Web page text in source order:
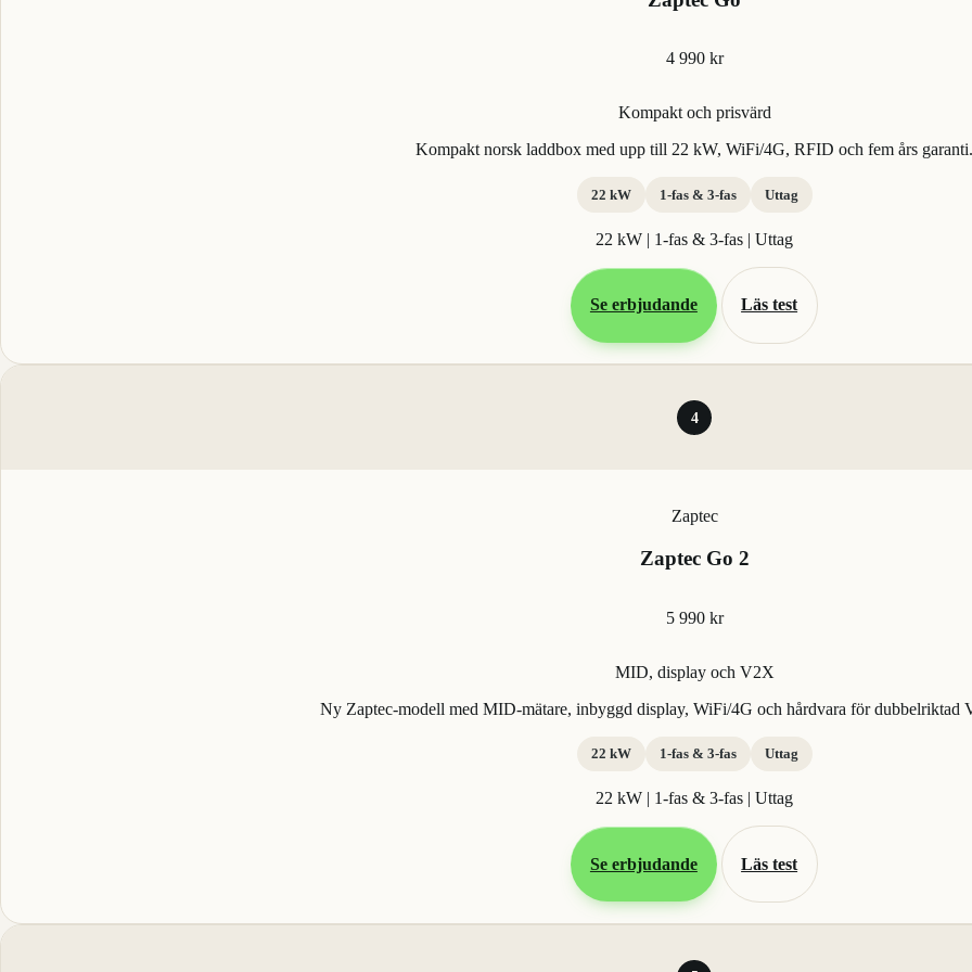
4 990 kr
Kompakt och prisvärd
Kompakt norsk laddbox med upp till 22 kW, WiFi/4G, RFID och fem års garanti.
22 kW 1-fas & 3-fas Uttag
22 kW | 1-fas & 3-fas | Uttag
Se erbjudande Läs test
4
Zaptec
Zaptec Go 2
5 990 kr
MID, display och V2X
Ny Zaptec-modell med MID-mätare, inbyggd display, WiFi/4G och hårdvara för dubbelriktad
22 kW 1-fas & 3-fas Uttag
22 kW | 1-fas & 3-fas | Uttag
Se erbjudande Läs test